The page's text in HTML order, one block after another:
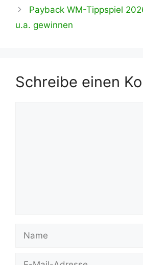
Payback WM-Tippspiel
u.a. gewinnen
Schreibe einen